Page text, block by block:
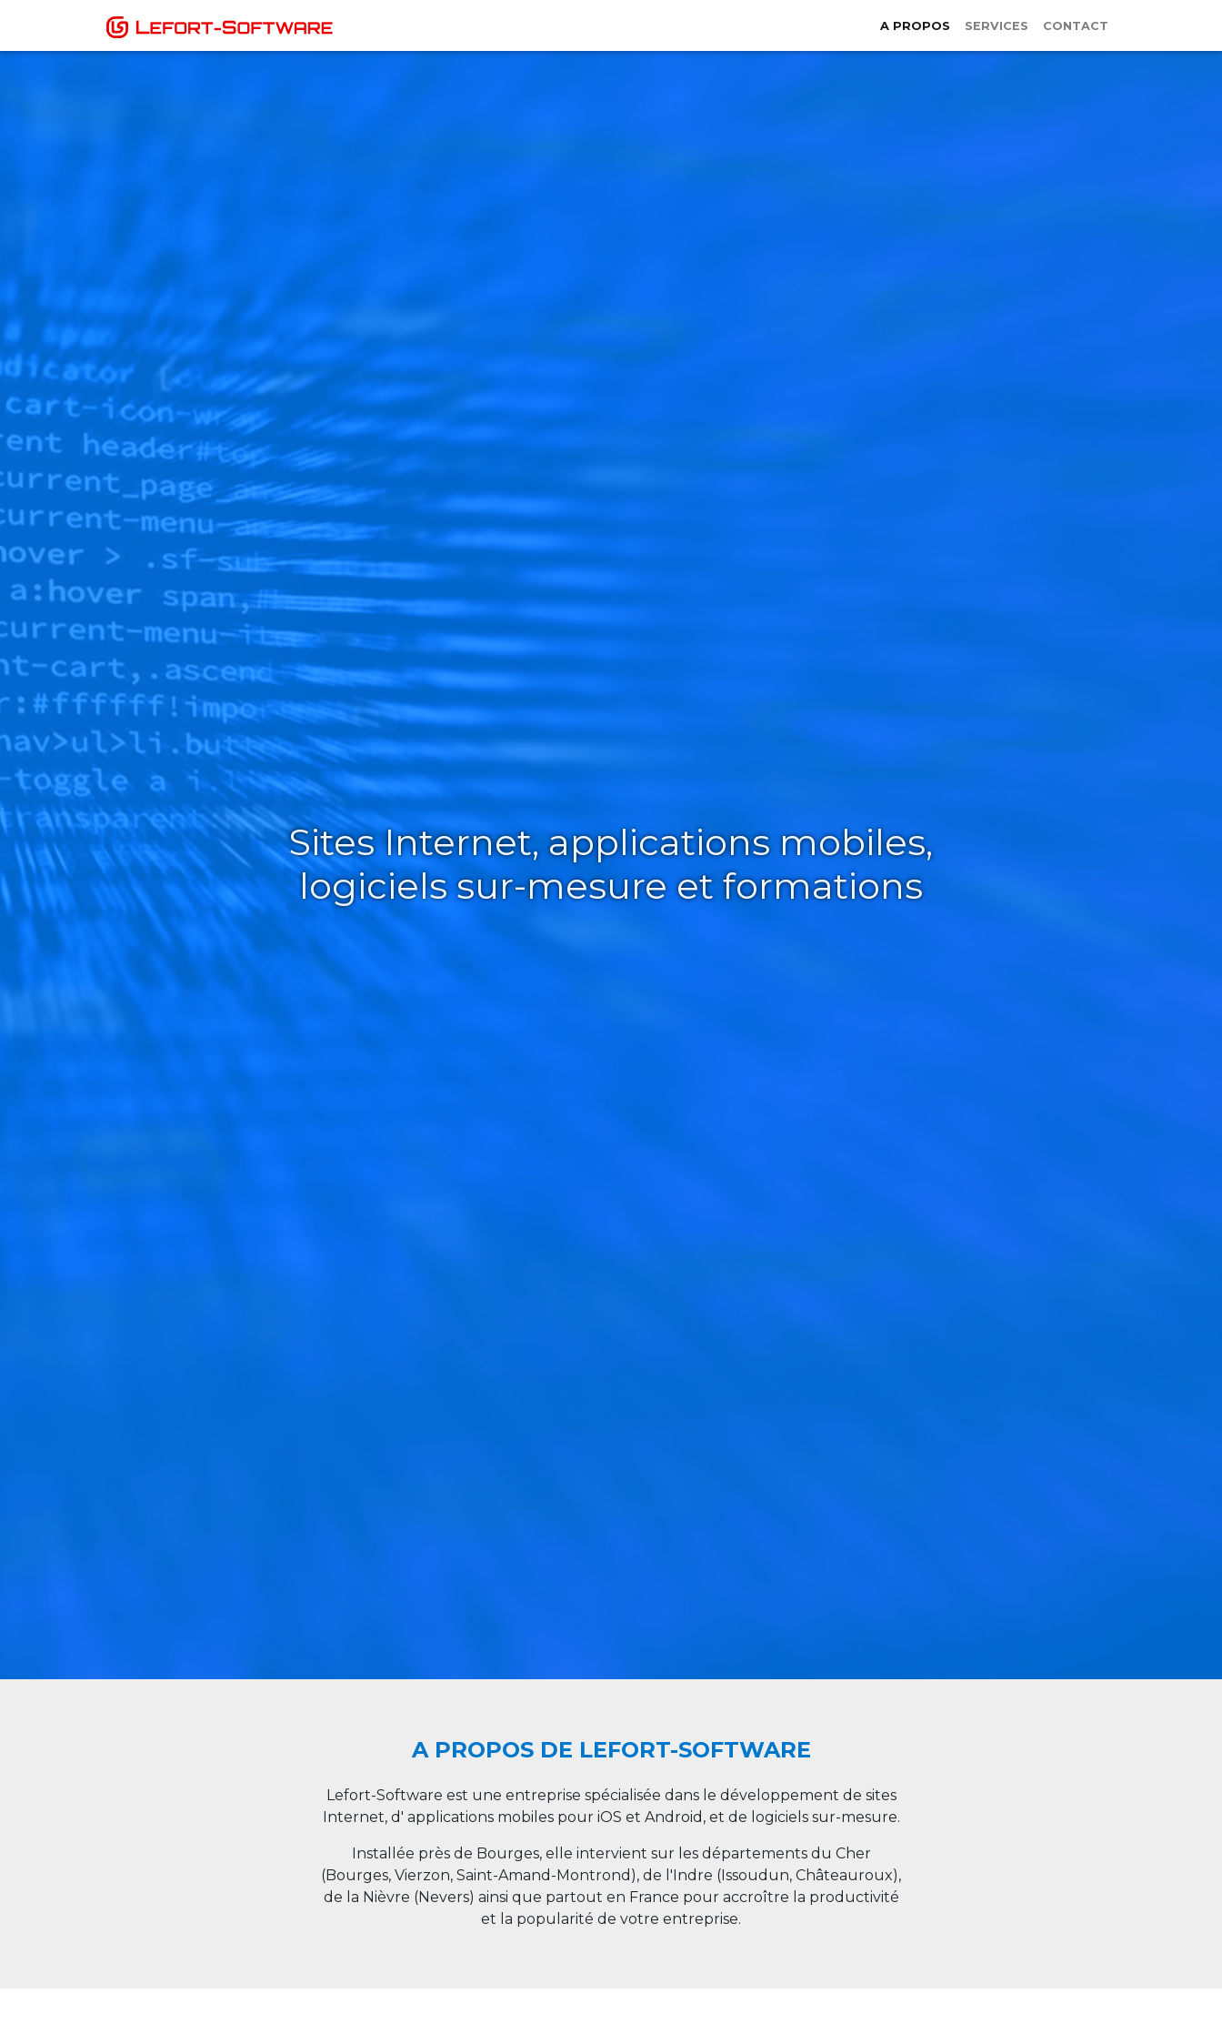
A PROPOS SERVICES CONTACT
Sites Internet, applications mobiles,
logiciels sur-mesure et formations
A PROPOS DE LEFORT-SOFTWARE
Lefort-Software est une entreprise spécialisée dans le développement de sites
Internet, d' applications mobiles pour iOS et Android, et de logiciels sur-mesure.
Installée près de Bourges, elle intervient sur les départements du Cher
(Bourges, Vierzon, Saint-Amand-Montrond), de l'Indre (Issoudun, Châteauroux),
de la Nièvre (Nevers) ainsi que partout en France pour accroître la productivité
et la popularité de votre entreprise.